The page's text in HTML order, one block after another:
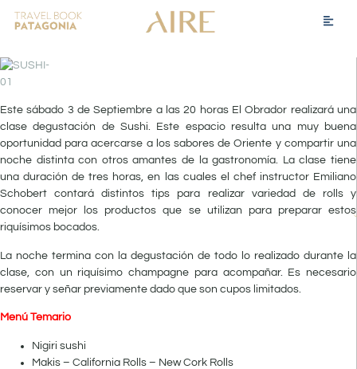
Este sábado 3 de Septiembre a las 20 horas El Obrador realizará una
clase degustación de Sushi. Este espacio resulta una muy buena
oportunidad para acercarse a los sabores de Oriente y compartir una
noche distinta con otros amantes de la gastronomía. La clase tiene
una duración de tres horas, en las cuales el chef instructor Emiliano
Schobert contará distintos tips para realizar variedad de rolls y
conocer mejor los productos que se utilizan para preparar estos
riquísimos bocados.
La noche termina con la degustación de todo lo realizado durante la
clase, con un riquísimo champagne para acompañar. Es necesario
reservar y señar previamente dado que son cupos limitados.
Menú Temario
Nigiri sushi
Makis – California Rolls – New Cork Rolls